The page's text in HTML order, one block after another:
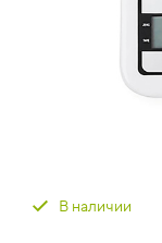
В наличии